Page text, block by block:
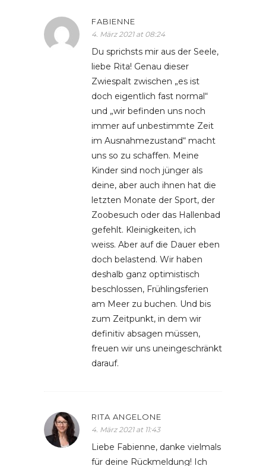
FABIENNE
4. März 2021 at 08:24
Du sprichsts mir aus der Seele,
liebe Rita! Genau dieser
Zwiespalt zwischen „es ist
doch eigentlich fast normal“
und „wir befinden uns noch
immer auf unbestimmte Zeit
im Ausnahmezustand“ macht
uns so zu schaffen. Meine
Kinder sind noch jünger als
deine, aber auch ihnen hat die
letzten Monate der Sport, der
Zoobesuch oder das Hallenbad
gefehlt. Kleinigkeiten, ich
weiss. Aber auf die Dauer eben
doch belastend. Wir haben
deshalb ganz optimistisch
beschlossen, Frühlingsferien
am Meer zu buchen. Und bis
zum Zeitpunkt, in dem wir
definitiv absagen müssen,
freuen wir uns uneingeschränkt
darauf.
RITA ANGELONE
4. März 2021 at 11:43
Liebe Fabienne, danke vielmals
für deine Rückmeldung! Ich